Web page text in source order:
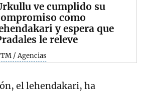
ve cumplido su
como
y espera que
le releve
/ Agencias
el lehendakari, ha